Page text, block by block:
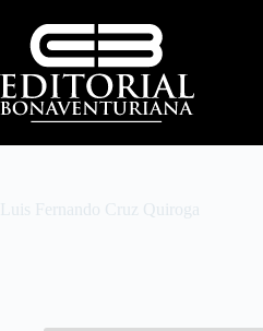
Luis Fernando Cruz Quiroga